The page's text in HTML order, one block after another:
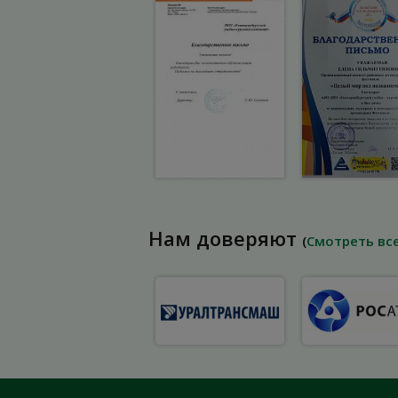
Нам доверяют (Смотреть